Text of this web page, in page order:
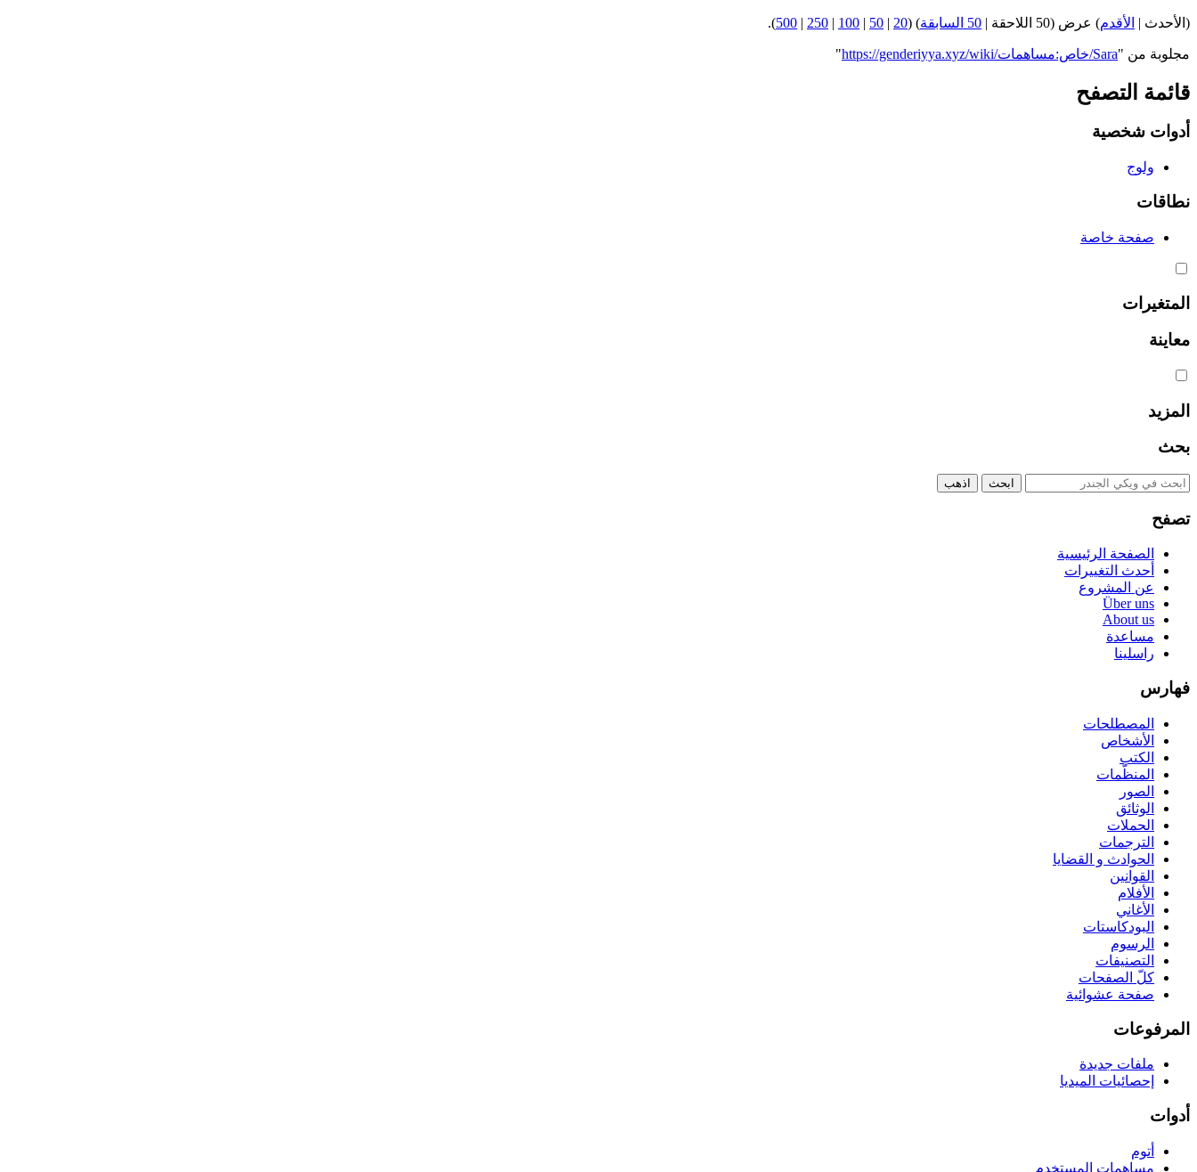
(الأحدث | الأقدم) عرض (50 اللاحقة | 50 السابقة ) (
20
|
50
|
100
|
250
|
500
).
مجلوبة من "https://genderiyya.xyz/wiki/خاص:مساهمات/Sara "
قائمة التصفح
أدوات شخصية
ولوج
نطاقات
صفحة خاصة
المتغيرات
معاينة
المزيد
بحث
تصفح
الصفحة الرئيسية
أحدث التغييرات
عن المشروع
Über uns
About us
مساعدة
راسلينا
فهارس
المصطلحات
الأشخاص
الكتب
المنظّمات
الصور
الوثائق
الحملات
الترجمات
الحوادث و القضايا
القوانين
الأفلام
الأغاني
البودكاستات
الرسوم
التصنيفات
كلّ الصفحات
صفحة عشوائية
المرفوعات
ملفات جديدة
إحصائيات الميديا
أدوات
أتوم
مساهمات المستخدم